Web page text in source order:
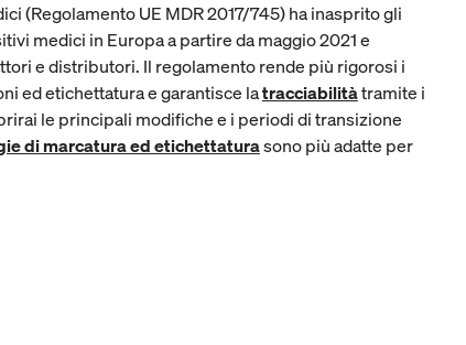
(Regolamento UE MDR 2017/745) ha inasprito gli
medici in Europa a partire da maggio 2021 e
e distributori. Il regolamento rende più rigorosi i
ed etichettatura e garantisce latracciabilitàtramite i
le principali modifiche e i periodi di transizione
di marcatura ed etichettaturasono più adatte per